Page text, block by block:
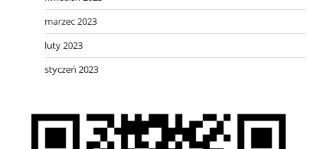
marzec 2023
luty 2023
styczeń 2023